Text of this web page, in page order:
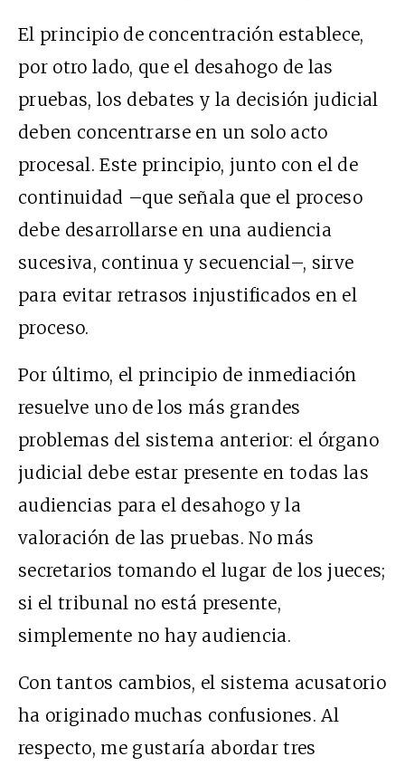
El principio de concentración establece,
por otro lado, que el desahogo de las
pruebas, los debates y la decisión judicial
deben concentrarse en un solo acto
procesal. Este principio, junto con el de
continuidad –que señala que el proceso
debe desarrollarse en una audiencia
sucesiva, continua y secuencial–, sirve
para evitar retrasos injustificados en el
proceso.
Por último, el principio de inmediación
resuelve uno de los más grandes
problemas del sistema anterior: el órgano
judicial debe estar presente en todas las
audiencias para el desahogo y la
valoración de las pruebas. No más
secretarios tomando el lugar de los jueces;
si el tribunal no está presente,
simplemente no hay audiencia.
Con tantos cambios, el sistema acusatorio
ha originado muchas confusiones. Al
respecto, me gustaría abordar tres